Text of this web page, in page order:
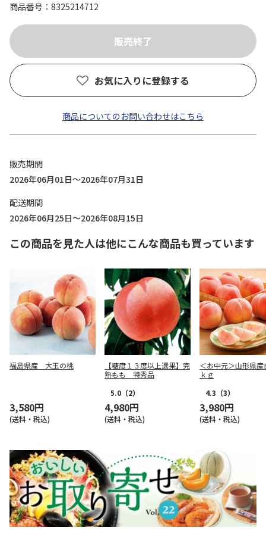
商品番号
8325214712
お気に入りに登録する
商品についてのお問い合わせはこちら
販売期間
2026年06月01日～2026年07月31日
配送期間
2026年06月25日～2026年08月15日
この商品を見た人は他にこんな商品も買っています
福島県産 大玉の桃
3,580円
(送料・税込)
【糖度１３度以上選果】完
熟もも 特秀品
5.0 （2）
4,980円
(送料・税込)
＜お中元＞山形県産
ｋｇ
4.3 （3）
3,980円
(送料・税込)